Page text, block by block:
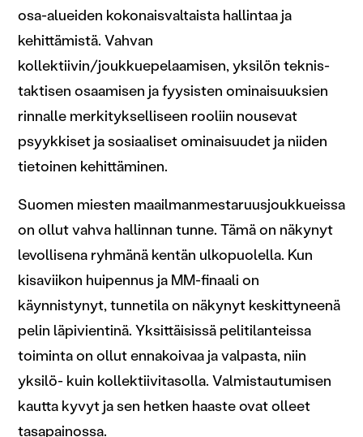
osa-alueiden kokonaisvaltaista hallintaa ja
kehittämistä. Vahvan
kollektiivin/joukkuepelaamisen, yksilön teknis-
taktisen osaamisen ja fyysisten ominaisuuksien
rinnalle merkitykselliseen rooliin nousevat
psyykkiset ja sosiaaliset ominaisuudet ja niiden
tietoinen kehittäminen.
Suomen miesten maailmanmestaruusjoukkueissa
on ollut vahva hallinnan tunne. Tämä on näkynyt
levollisena ryhmänä kentän ulkopuolella. Kun
kisaviikon huipennus ja MM-finaali on
käynnistynyt, tunnetila on näkynyt keskittyneenä
pelin läpivientinä. Yksittäisissä pelitilanteissa
toiminta on ollut ennakoivaa ja valpasta, niin
yksilö- kuin kollektiivitasolla. Valmistautumisen
kautta kyvyt ja sen hetken haaste ovat olleet
tasapainossa.